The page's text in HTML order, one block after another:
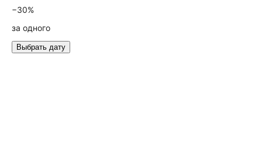
−30%
за одного
Выбрать дату